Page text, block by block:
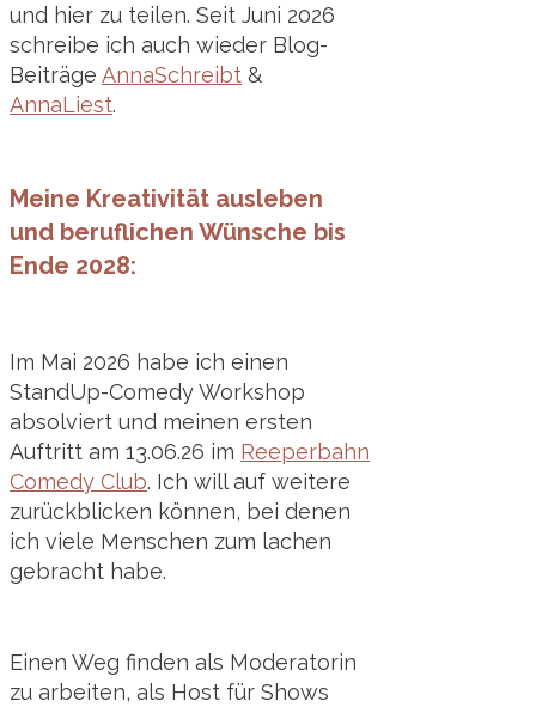
und hier zu teilen. Seit Juni 2026
schreibe ich auch wieder Blog-
Beiträge AnnaSchreibt &
AnnaLiest.
Meine Kreativität ausleben
und beruflichen Wünsche bis
Ende 2028:
Im Mai 2026 habe ich einen
StandUp-Comedy Workshop
absolviert und meinen ersten
Auftritt am 13.06.26 im Reeperbahn
Comedy Club. Ich will auf weitere
zurückblicken können, bei denen
ich viele Menschen zum lachen
gebracht habe.
Einen Weg finden als Moderatorin
zu arbeiten, als Host für Shows